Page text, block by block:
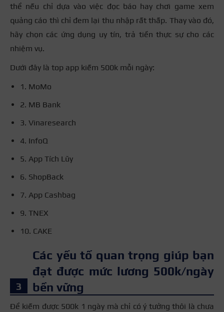
thể nếu chỉ dựa vào việc đọc báo hay chơi game xem
quảng cáo thì chỉ đem lại thu nhập rất thấp. Thay vào đó,
hãy chọn các ứng dụng uy tín, trả tiền thực sự cho các
nhiệm vụ.
Dưới đây là top app kiếm 500k mỗi ngày:
1. MoMo
2. MB Bank
3. Vinaresearch
4. InfoQ
5. App Tích Lũy
6. ShopBack
7. App Cashbag
9. TNEX
10. CAKE
Các yếu tố quan trọng giúp bạn
đạt được mức lương 500k/ngày
bền vững
Để kiếm được 500k 1 ngày mà chỉ có ý tưởng thôi là chưa